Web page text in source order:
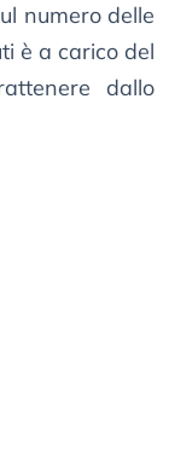
numero delle
è a carico del
dallo